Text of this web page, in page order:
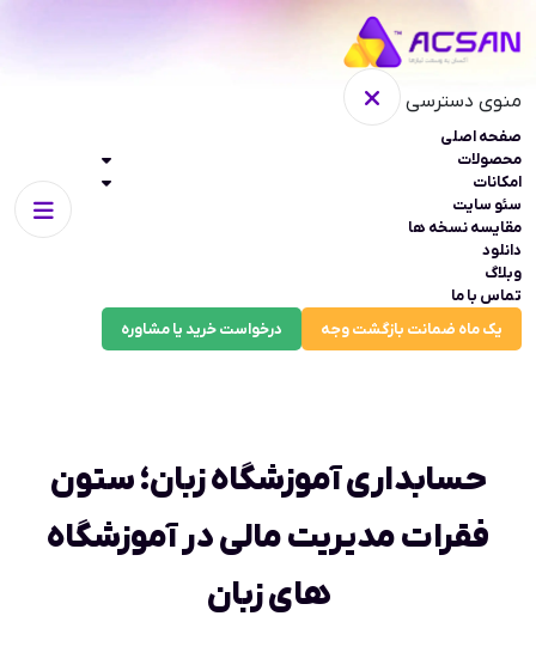
منوی دسترسی
صفحه اصلی
محصولات
امکانات
سئو سایت
مقایسه نسخه ها
دانلود
وبلاگ
تماس با ما
یک ماه ضمانت بازگشت وجه
درخواست خرید یا مشاوره
حسابداری آموزشگاه زبان؛ ستون
فقرات مدیریت مالی در آموزشگاه
های زبان